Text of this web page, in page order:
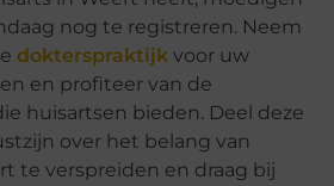
nog te registreren. Neem
dokterspraktijk voor uw
en profiteer van de
huisartsen bieden. Deel deze
over het belang van
te verspreiden en draag bij